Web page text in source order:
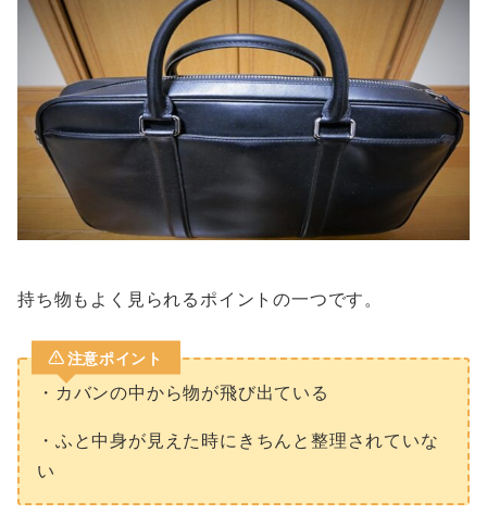
持ち物もよく見られるポイントの一つです。
注意ポイント
・カバンの中から物が飛び出ている
・ふと中身が見えた時にきちんと整理されていな
い